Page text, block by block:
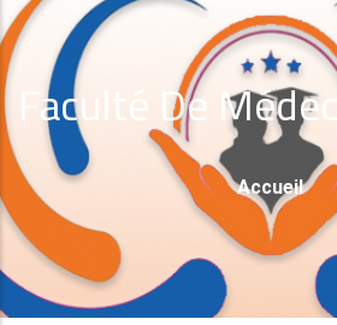
Faculté De
Fil
Accueil